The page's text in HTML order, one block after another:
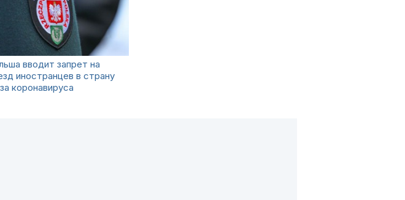
вводит запрет на
иностранцев в страну
коронавируса